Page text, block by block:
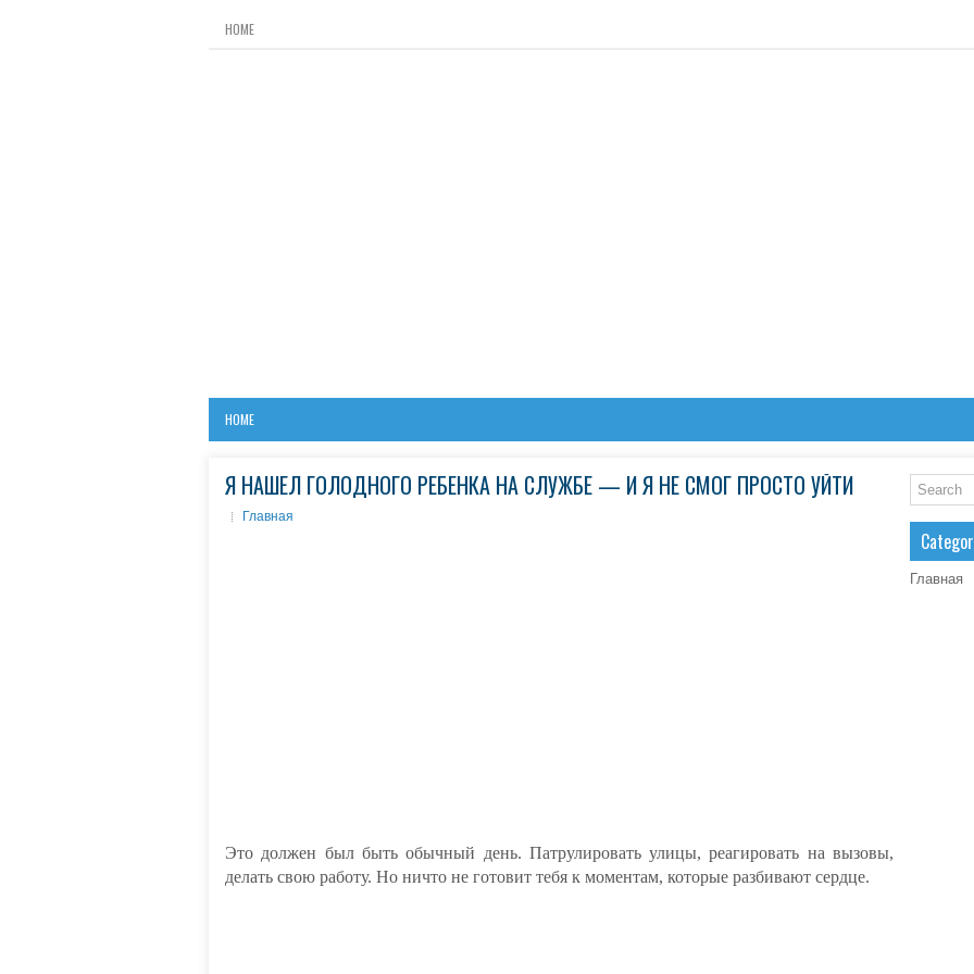
HOME
HOME
Я НАШЁЛ ГОЛОДНОГО РЕБЁНКА НА СЛУЖБЕ — И Я НЕ СМОГ ПРОСТО УЙТИ
Главная
Это должен был быть обычный день. Патрулировать улицы, реагировать на вызовы,
делать свою работу. Но ничто не готовит тебя к моментам, которые разбивают сердце.
Главная